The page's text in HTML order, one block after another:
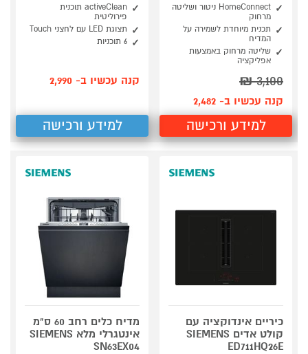
HomeConnect ניטור ושליטה
מרחוק
תכנית מיוחדת לשמירה על
המדיח
שליטה מרחוק באמצעות
אפליקציה
3,100
₪
קנה עכשיו ב- 2,482
למידע ורכישה
activeClean תוכנית
פירוליטית
תצוגת LED עם לחצני Touch
6 תוכניות
קנה עכשיו ב- 2,990
למידע ורכישה
כיריים אינדוקציה עם
קולט אדים SIEMENS
ED711HQ26E
מדיח כלים רחב 60 ס"מ
אינטגרלי מלא SIEMENS
SN63EX04